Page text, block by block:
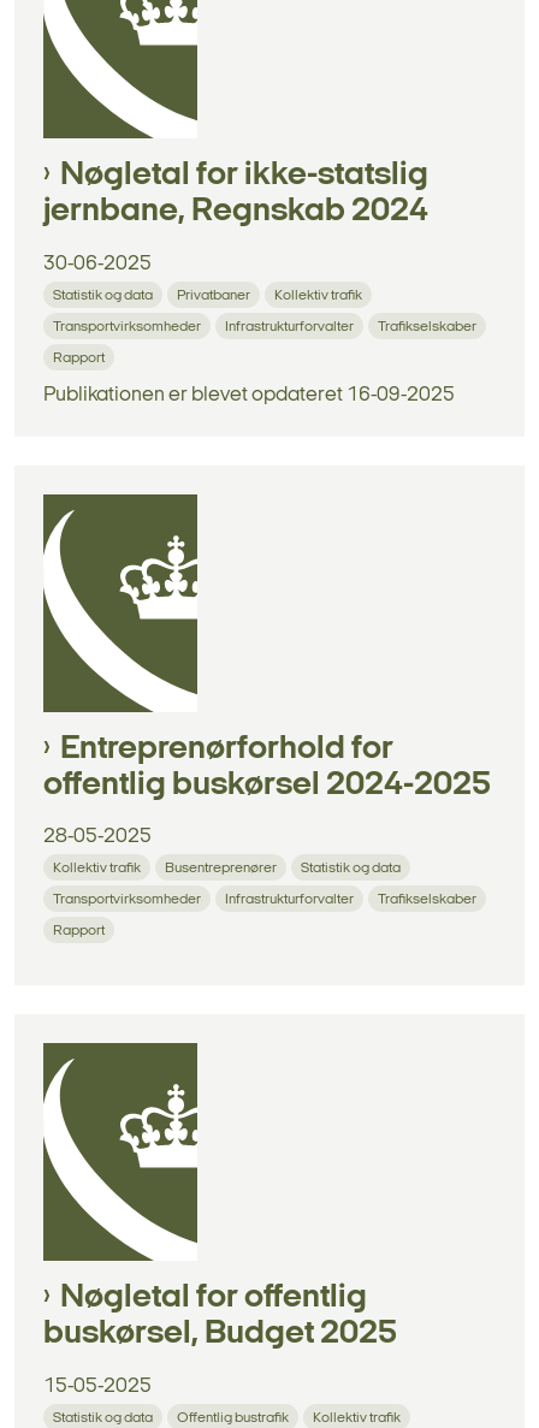
Nøgletal for ikke-statslig
jernbane, Regnskab 2024
30-06-2025
Statistik og data Privatbaner Kollektiv trafik
Transportvirksomheder Infrastrukturforvalter Trafikselskaber
Rapport
Publikationen er blevet opdateret 16-09-2025
Entreprenørforhold for
offentlig buskørsel 2024-2025
28-05-2025
Kollektiv trafik Busentreprenører Statistik og data
Transportvirksomheder Infrastrukturforvalter Trafikselskaber
Rapport
Nøgletal for offentlig
buskørsel, Budget 2025
15-05-2025
Statistik og data Offentlig bustrafik Kollektiv trafik